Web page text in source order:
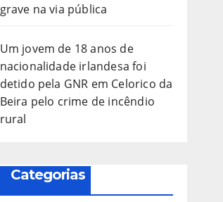
grave na via pública
Um jovem de 18 anos de
nacionalidade irlandesa foi
detido pela GNR em Celorico da
Beira pelo crime de incêndio
rural
Categorias